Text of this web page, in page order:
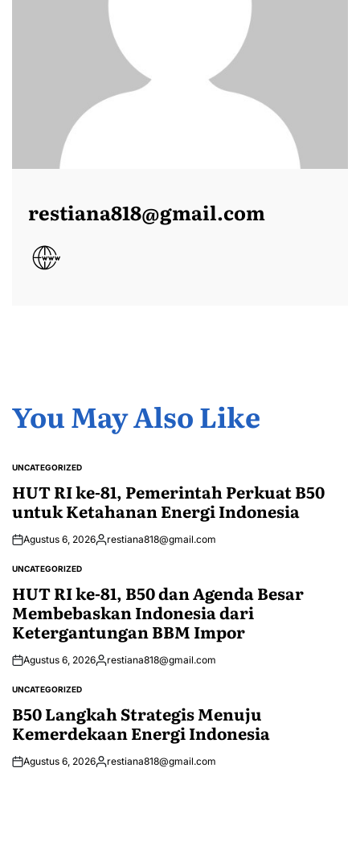
restiana818@gmail.com
You May Also Like
POSTED
UNCATEGORIZED
HUT RI ke-81, Pemerintah Perkuat B50
untuk Ketahanan Energi Indonesia
Agustus 6, 2026Posted
restiana818@gmail.com
POSTED
UNCATEGORIZED
HUT RI ke-81, B50 dan Agenda Besar
Membebaskan Indonesia dari
Ketergantungan BBM Impor
Agustus 6, 2026Posted
restiana818@gmail.com
POSTED
UNCATEGORIZED
B50 Langkah Strategis Menuju
Kemerdekaan Energi Indonesia
Agustus 6, 2026Posted
restiana818@gmail.com